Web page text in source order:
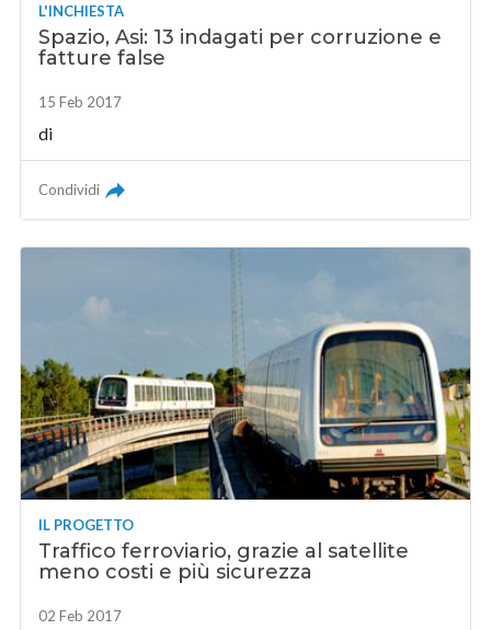
L'INCHIESTA
Spazio, Asi: 13 indagati per corruzione e
fatture false
15 Feb 2017
di
Condividi
IL PROGETTO
Traffico ferroviario, grazie al satellite
meno costi e più sicurezza
02 Feb 2017